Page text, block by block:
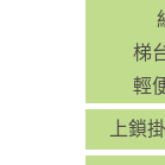
梯
輕
上鎖